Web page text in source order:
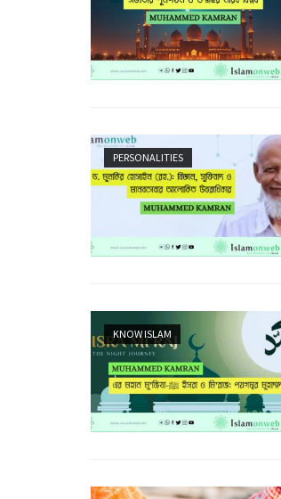
PERSONALITIES
KNOW ISLAM